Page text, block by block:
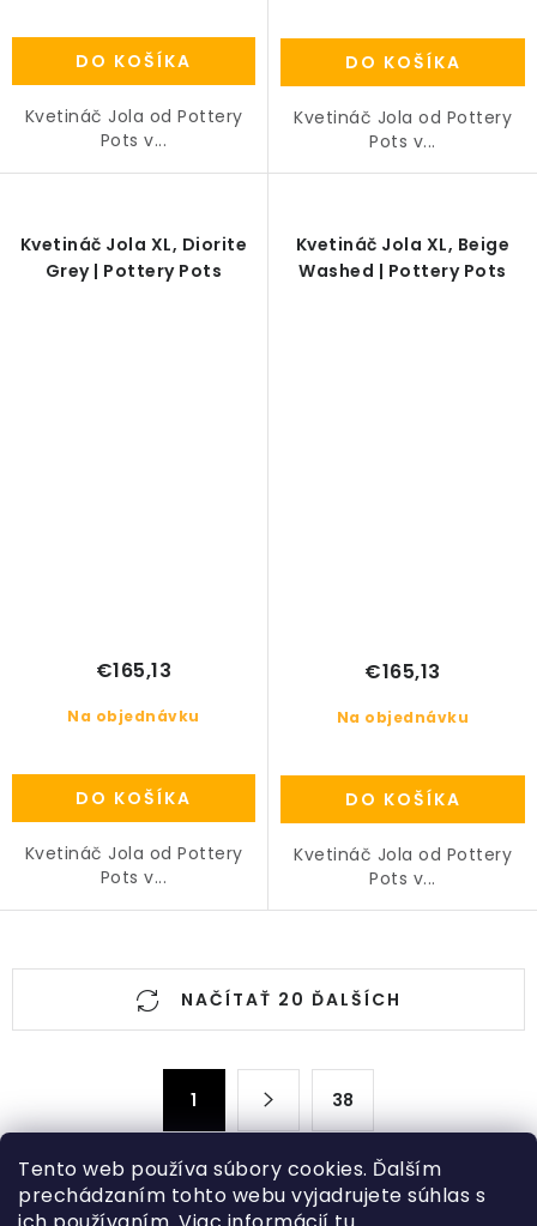
Tento web používa súbory cookies. Ďalším
prechádzaním tohto webu vyjadrujete súhlas s
DO KOŠÍKA
Kvetináč Jola od Pottery
Pots v...
DO KOŠÍKA
Kvetináč Jola od Pottery
Pots v...
Kvetináč Jola XL, Diorite
Grey | Pottery Pots
Na objednávku
€165,13
DO KOŠÍKA
Kvetináč Jola od Pottery
Pots v...
Kvetináč Jola XL, Beige
Washed | Pottery Pots
Na objednávku
€165,13
DO KOŠÍKA
Kvetináč Jola od Pottery
Pots v...
O
a
c
NAČÍTAŤ 20 ĎALŠÍCH
r
á
n
1 38